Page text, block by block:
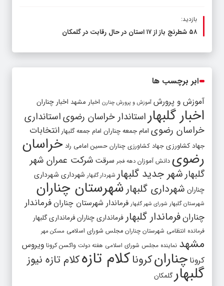
بازدید:
۵۸ شطرنج‌ باز از ۱۷ استان در حال رقابت در گلمکان
ابر برچسب ها
آموزش و پرورش آموزش و پرورش چنارن اخبار مشهد اخبار چناران
اخبار گلبهاراستاندار خراسان رضویاستانداری
خراسان رضوی امام جمعه چناران امام جمعه گلبهار انتخابات
جهاد کشاورزی جهاد کشاورزی چناران حسین امامی راد خراسان
رضوی دانش آموزان دهه فجر سرقت شرکت عمران شهر
گلبهارشهر جدید گلبهار شهردار گلبهار شهرداری شهرداری
چناران شهرداری گلبهارشهرستان چناران
شهرستان گلبهار شورای شهر گلبهار فرماندار شهرستان چناران فرماندار
چنارانفرماندار گلبهارفرمانداری چنارانفرمانداری گلبهار
فرمانده انتظامی شهرستان چناران مجلس شورای اسلامی مسکن مهر
مشهد نماینده مجلس شورای اسلامی هفته دولت واکسن کرونا ویروس
کرونا چنارانکروناکلام تازهکلام تازه نیوز
گلبهارگلمکان